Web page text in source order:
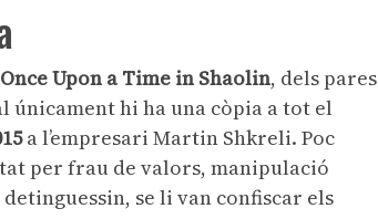
Once Upon a Time in Shaolin, dels pares
únicament hi ha una còpia a tot el
a l’empresari Martin Shkreli. Poc
per frau de valors, manipulació
se li van confiscar els